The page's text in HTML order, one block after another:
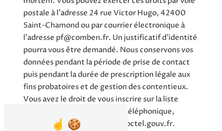
postale à l'adresse 24 rue Victor Hugo, 42400
Saint-Chamond ou par courrier électronique à
l'adresse pf@comben.fr. Un justificatif d'identité
pourra vous être demandé. Nous conservons vos
données pendant la période de prise de contact
puis pendant la durée de prescription légale aux
fins probatoires et de gestion des contentieux.
Vous avez le droit de vous inscrire sur la liste
d'opposition au démarchage téléphonique,
disponible à cette adresse:
Bloctel.gouv.fr.